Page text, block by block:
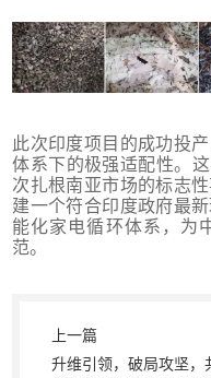
此次印度项目的成功投
体系下的极强适配性。
次扎根南亚市场的标志
建一个符合印度政府最
能化家电循环体系，为
范。
上一篇
升维引领，破局攻坚，